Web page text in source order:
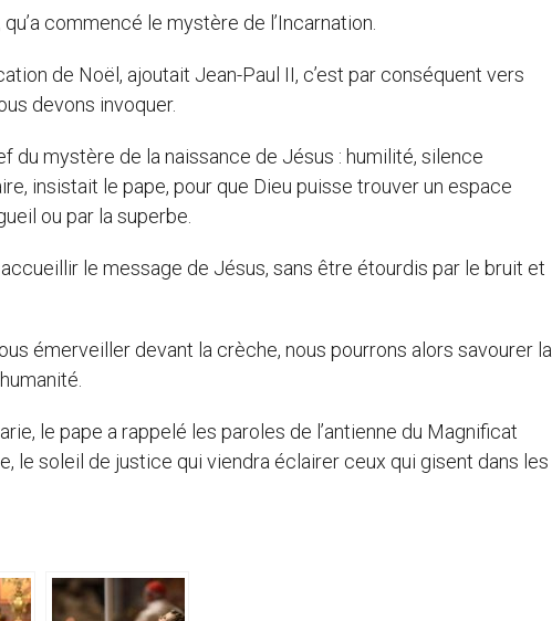
commencé le mystère de l’Incarnation.
de Noël, ajoutait Jean-Paul II, c’est par conséquent vers
devons invoquer.
du mystère de la naissance de Jésus : humilité, silence
insistait le pape, pour que Dieu puisse trouver un espace
ou par la superbe.
le message de Jésus, sans être étourdis par le bruit et
émerveiller devant la crèche, nous pourrons alors savourer la
le pape a rappelé les paroles de l’antienne du Magnificat
le soleil de justice qui viendra éclairer ceux qui gisent dans les